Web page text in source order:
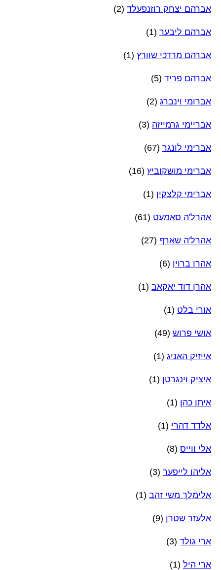
אברהם יצחק רוזנפעלד (2)
אברהם ליבער (1)
אברהם מרדכי שוורץ (1)
אברהם פריד (5)
אברומי וינברג (2)
אבריימי גרמייזה (3)
אברימי לונגר (67)
אברימי מושקוביץ (16)
אברימי קלצקין (1)
אהרל'ה סאמעט (61)
אהרל'ה שארף (27)
אהרן ברוין (6)
אהרן דוד יאקאב (1)
אורי בלט (1)
אושי פרוש (49)
אייזיק האניג (1)
איציק וינגרטן (1)
איתן כהן (1)
אלדד דהרי (1)
אלי ווייס (8)
אליהו לייפער (3)
אלימלך משי זהב (1)
אלעזר שטרן (9)
ארי גולד (3)
ארי היל (1)